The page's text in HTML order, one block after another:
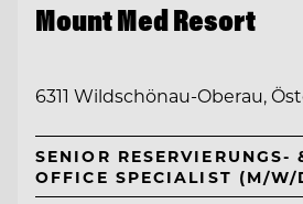
Mount Med Resort
6311 Wildschönau-Oberau,
SENIOR RESERVIERUNGS-
OFFICE SPECIALIST (M/W/